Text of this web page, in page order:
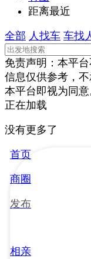
距离最近
全部 人找车 车找
免责声明：本平
信息仅供参考，
本平台即视为同意
正在加载
没有更多了
首页
商圈
发布
相亲